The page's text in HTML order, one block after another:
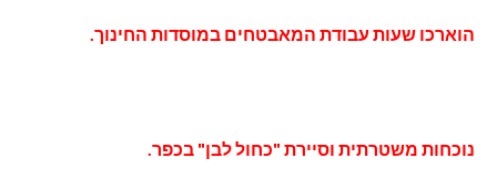
הוארכו שעות עבודת המאבטחים במוסדות החינוך.
נוכחות משטרתית וסיירת "כחול לבן" בכפר.